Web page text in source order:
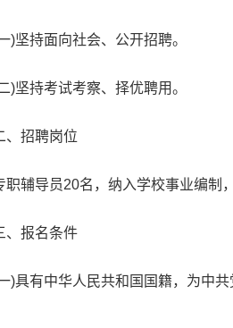
)坚持面向社会、公开招聘。
)坚持考试考察、择优聘用。
、招聘岗位
职辅导员20名，纳入学校事业编制
、报名条件
)具有中华人民共和国国籍，为中